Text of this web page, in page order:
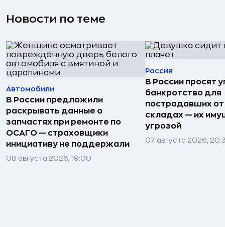
Новости по теме
Автомобили
В России предложили
раскрывать данные о
запчастях при ремонте по
ОСАГО — страховщики
инициативу не поддержали
08 августа 2026, 19:00
Россия
В России просят
банкротство для
пострадавших
складах — их
угрозой
07 августа 2026,